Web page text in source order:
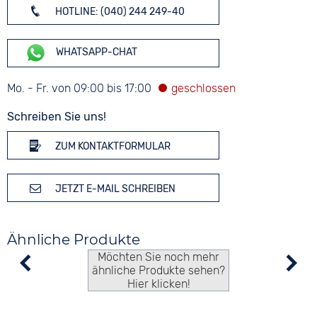
HOTLINE: (040) 244 249-40
WHATSAPP-CHAT
Mo. - Fr. von 09:00 bis 17:00
Schreiben Sie uns!
ZUM KONTAKTFORMULAR
JETZT E-MAIL SCHREIBEN
Ähnliche Produkte
Möchten Sie noch mehr
ähnliche Produkte sehen?
Hier klicken!